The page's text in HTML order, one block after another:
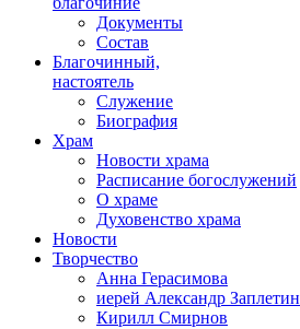
Документы
Состав
Благочинный,
настоятель
Служение
Биография
Храм
Новости храма
Расписание богослужений
О храме
Духовенство храма
Новости
Творчество
Анна Герасимова
иерей Александр Заплетин
Кирилл Смирнов